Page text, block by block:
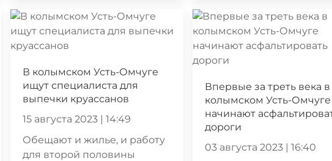
В колымском Усть-Омчуге
ищут специалиста для
выпечки круассанов
15 августа 2023 | 14:49
Обещают и жилье, и работу
для второй половины
Впервые за треть века в
колымском Усть-Омчуге
начинают
дороги
03 августа 2023 | 16:40